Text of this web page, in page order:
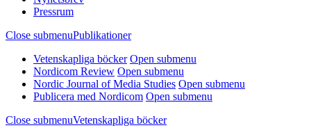
Pressrum
Close submenuPublikationer
Vetenskapliga böcker Open submenu
Nordicom Review Open submenu
Nordic Journal of Media Studies Open submenu
Publicera med Nordicom Open submenu
Close submenuVetenskapliga böcker